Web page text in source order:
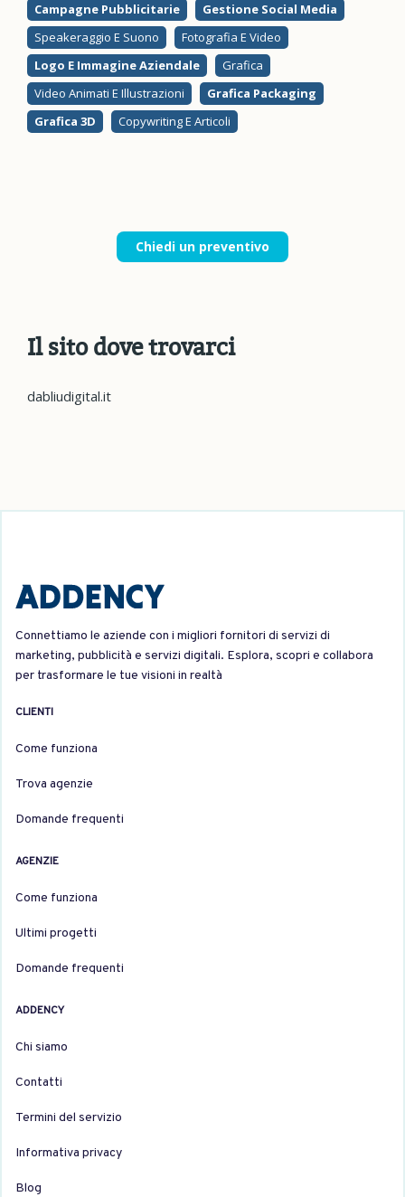
Campagne Pubblicitarie
Gestione Social Media
Speakeraggio E Suono
Fotografia E Video
Logo E Immagine Aziendale
Grafica
Video Animati E Illustrazioni
Grafica Packaging
Grafica 3D
Copywriting E Articoli
Chiedi un preventivo
Il sito dove trovarci
dabliudigital.it
Connettiamo le aziende con i migliori fornitori di servizi di
marketing, pubblicità e servizi digitali. Esplora, scopri e collabora
per trasformare le tue visioni in realtà
CLIENTI
Come funziona
Trova agenzie
Domande frequenti
AGENZIE
Come funziona
Ultimi progetti
Domande frequenti
ADDENCY
Chi siamo
Contatti
Termini del servizio
Informativa privacy
Blog